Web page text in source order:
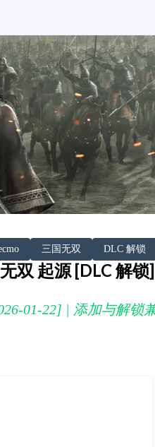
三国无双 DLC 解锁
双 起源 [DLC 解锁
01-22] | 添加与解锁